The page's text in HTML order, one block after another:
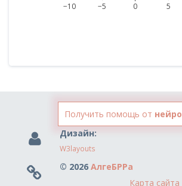
−10 −5 0 5
Получить помощь от
Дизайн:
W3layouts
© 2026 АлгеБРРа
Карта сайта